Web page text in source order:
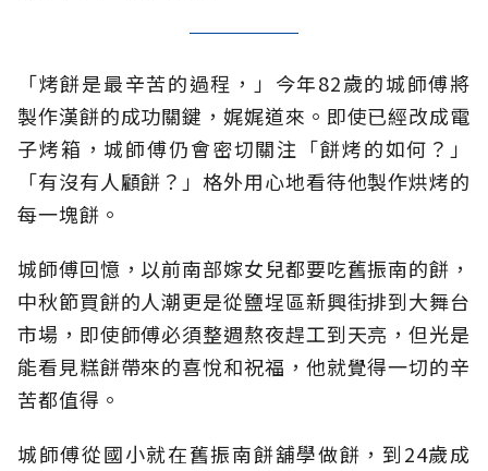
「烤餅是最辛苦的過程，」今年82歲的城師傅將
製作漢餅的成功關鍵，娓娓道來。即使已經改成電
子烤箱，城師傅仍會密切關注「餅烤的如何？」
「有沒有人顧餅？」格外用心地看待他製作烘烤的
每一塊餅。
城師傅回憶，以前南部嫁女兒都要吃舊振南的餅，
中秋節買餅的人潮更是從鹽埕區新興街排到大舞台
市場，即使師傅必須整週熬夜趕工到天亮，但光是
能看見糕餅帶來的喜悅和祝福，他就覺得一切的辛
苦都值得。
城師傅從國小就在舊振南餅舖學做餅，到24歲成